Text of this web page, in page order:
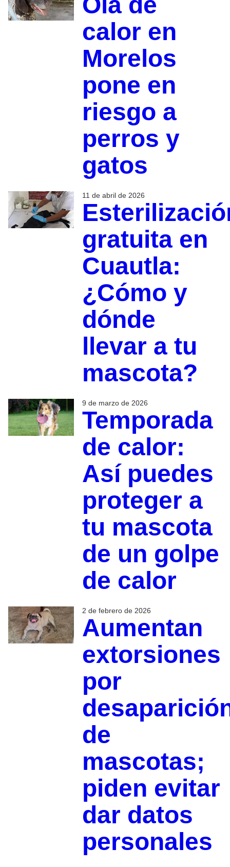
calor en
Morelos
pone en
riesgo a
perros y
gatos
11 de abril de 2026
gratuita en
Cuautla:
¿Cómo y
dónde
llevar a tu
mascota?
9 de marzo de 2026
Temporada
de calor:
Así puedes
proteger a
tu mascota
de un golpe
de calor
2 de febrero de 2026
Aumentan
extorsiones
por
de
mascotas;
piden evitar
dar datos
personales